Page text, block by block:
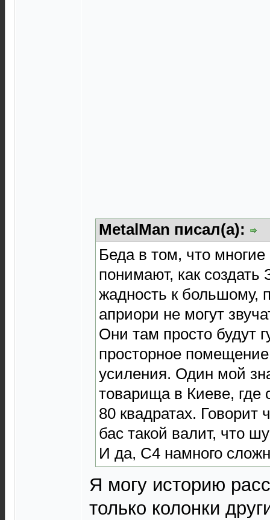
MetalMan писал(а):
Беда в том, что
понимают, как
жадность к большому,
априори не могут
Они там просто будут
просторное
усиления. Один мой
товарища в Киеве, где
80 квадратах. Говорит
бас такой валит, что
И да, С4 намного
Я могу историю
только колонки